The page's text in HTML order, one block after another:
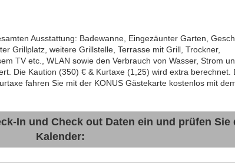
Ausstattung: Badewanne, Eingezäunter Garten,
Grillplatz, weitere Grillstelle, Terrasse mit Grill, Trockner,
TV etc., WLAN sowie den Verbrauch von Wasser, Strom
Die Kaution (350) € & Kurtaxe (1,25) wird extra berechnet.
fahren Sie mit der KONUS Gästekarte kostenlos mit
In und Check out Daten ein und prüfen Sie
Kalender: